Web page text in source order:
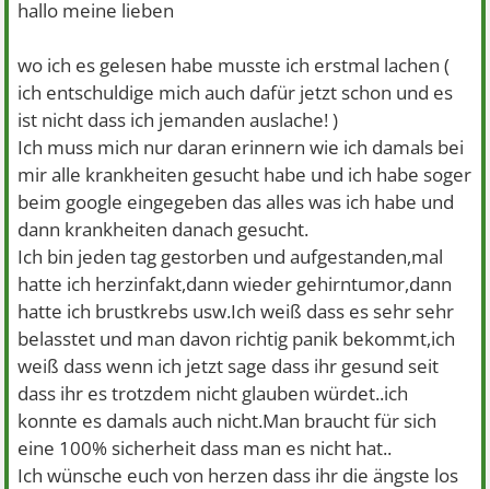
hallo meine lieben
wo ich es gelesen habe musste ich erstmal lachen (
ich entschuldige mich auch dafür jetzt schon und es
ist nicht dass ich jemanden auslache! )
Ich muss mich nur daran erinnern wie ich damals bei
mir alle krankheiten gesucht habe und ich habe soger
beim google eingegeben das alles was ich habe und
dann krankheiten danach gesucht.
Ich bin jeden tag gestorben und aufgestanden,mal
hatte ich herzinfakt,dann wieder gehirntumor,dann
hatte ich brustkrebs usw.Ich weiß dass es sehr sehr
belasstet und man davon richtig panik bekommt,ich
weiß dass wenn ich jetzt sage dass ihr gesund seit
dass ihr es trotzdem nicht glauben würdet..ich
konnte es damals auch nicht.Man braucht für sich
eine 100% sicherheit dass man es nicht hat..
Ich wünsche euch von herzen dass ihr die ängste los